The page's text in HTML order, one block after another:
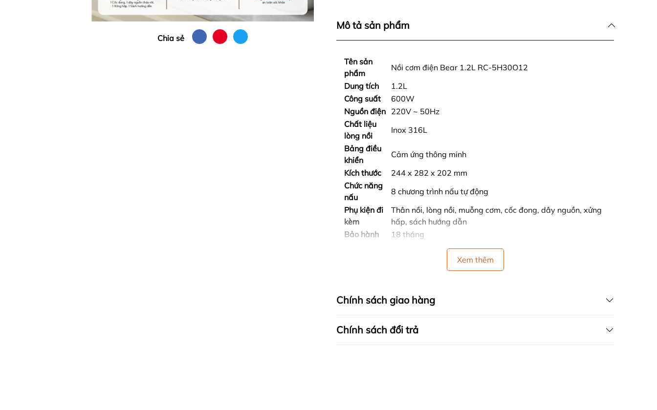
Chia sẻ
Mô tả sản phẩm
Tên sản
phẩm
Nồi cơm điện Bear 1.2L RC-5H30O12
Dung tích
1.2L
Công suất
600W
Nguồn điện 220V ~ 50Hz
Chất liệu
lòng nồi
Inox 316L
Bảng điều
khiển
Cảm ứng thông minh
Kích thước
244 x 282 x 202 mm
Chức năng
nấu
8 chương trình nấu tự động
Phụ kiện đi
kèm
Thân nồi, lòng nồi, muỗng cơm, cốc đong, dây nguồn, xửng
hấp, sách hướng dẫn
Bảo hành
18 tháng
Xem thêm
Chính sách giao hàng
Chính sách đổi trả